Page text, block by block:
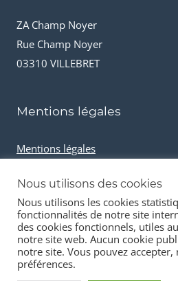
ZA Champ Noyer
Rue Champ Noyer
03310 VILLEBRET
Mentions légales
Mentions légales
Cookies et données personnelles
Nous utilisons des cookies
Nous utilisons les cookies
fonctionnalités de notre site
des cookies fonctionnels, utiles
notre site web. Aucun cookie
notre site. Vous pouvez
préférences.